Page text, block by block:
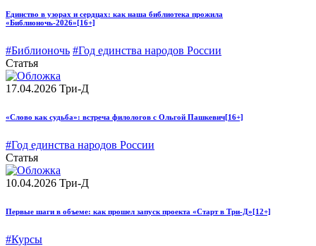
Единство в узорах и сердцах: как наша библиотека прожила
«Библионочь-2026» [16+]
#Библионочь #Год единства народов России
Статья
17.04.2026 Три-Д
«Слово как судьба»: встреча филологов с Ольгой Пашкевич[16+]
#Год единства народов России
Статья
10.04.2026 Три-Д
Первые шаги в объеме: как прошел запуск проекта «Старт в Три-Д»[12+]
#Курсы